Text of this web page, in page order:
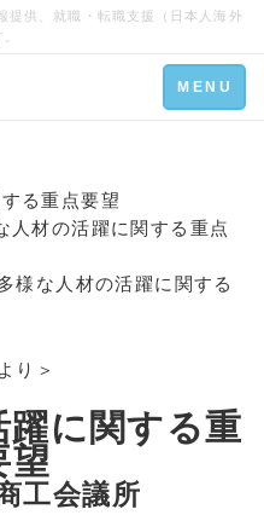
提供、就職・転職支援（日本人海外
Toggle
navigation
MENU
る重点要望
人材の活躍に関する重点
様な人材の活躍に関する
り＞
躍に関する重
望
工会議所